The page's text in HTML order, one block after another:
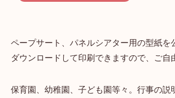
ペープサート、パネルシアター用の型紙を
ダウンロードして印刷できますので、ご自
保育園、幼稚園、子ども園等々。行事の説